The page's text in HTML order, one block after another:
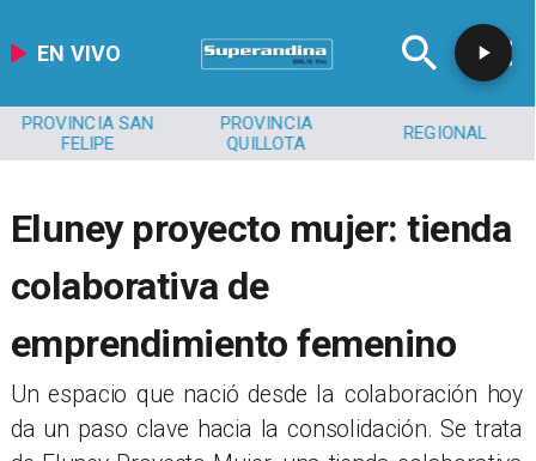
EN VIVO
PROVINCIA SAN
FELIPE
PROVINCIA
QUILLOTA
REGIONAL
​Eluney proyecto mujer: tienda
colaborativa de
emprendimiento femenino
Un espacio que nació desde la colaboración hoy
da un paso clave hacia la consolidación. Se trata